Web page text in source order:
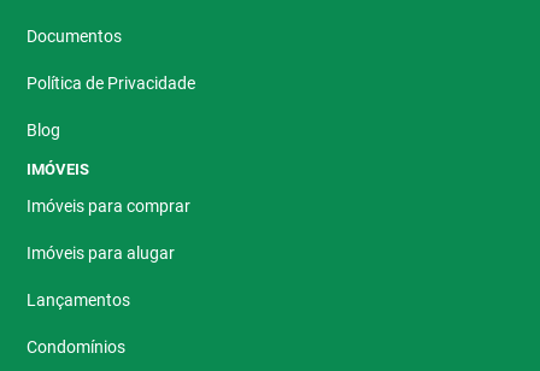
Documentos
Política de Privacidade
Blog
IMÓVEIS
Imóveis para comprar
Imóveis para alugar
Lançamentos
Condomínios